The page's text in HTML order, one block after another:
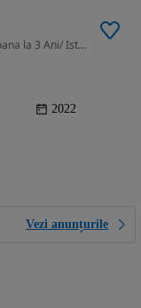
999 cm3 • 100 CP • Posibilitate Rate / Garantie pana la 3 Ani/ Istoric Service
2022
Vezi anunțurile